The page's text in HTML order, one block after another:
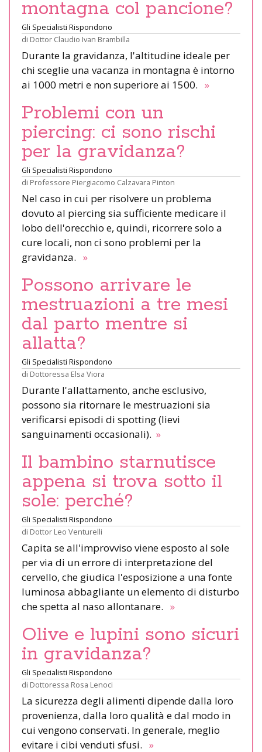
montagna col pancione?
Gli Specialisti Rispondono
di Dottor Claudio Ivan Brambilla
Durante la gravidanza, l'altitudine ideale per
chi sceglie una vacanza in montagna è intorno
ai 1000 metri e non superiore ai 1500. »
Problemi con un
piercing: ci sono rischi
per la gravidanza?
Gli Specialisti Rispondono
di Professore Piergiacomo Calzavara Pinton
Nel caso in cui per risolvere un problema
dovuto al piercing sia sufficiente medicare il
lobo dell'orecchio e, quindi, ricorrere solo a
cure locali, non ci sono problemi per la
gravidanza. »
Possono arrivare le
mestruazioni a tre mesi
dal parto mentre si
allatta?
Gli Specialisti Rispondono
di Dottoressa Elsa Viora
Durante l'allattamento, anche esclusivo,
possono sia ritornare le mestruazioni sia
verificarsi episodi di spotting (lievi
sanguinamenti occasionali). »
Il bambino starnutisce
appena si trova sotto il
sole: perché?
Gli Specialisti Rispondono
di Dottor Leo Venturelli
Capita se all'improvviso viene esposto al sole
per via di un errore di interpretazione del
cervello, che giudica l'esposizione a una fonte
luminosa abbagliante un elemento di disturbo
che spetta al naso allontanare. »
Olive e lupini sono sicuri
in gravidanza?
Gli Specialisti Rispondono
di Dottoressa Rosa Lenoci
La sicurezza degli alimenti dipende dalla loro
provenienza, dalla loro qualità e dal modo in
cui vengono conservati. In generale, meglio
evitare i cibi venduti sfusi. »